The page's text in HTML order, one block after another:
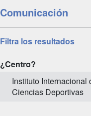
Comunicación
Filtra los resultados
¿Centro?
Instituto Internacional
Ciencias Deportivas